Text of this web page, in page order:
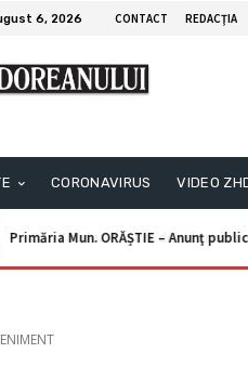
6, 2026 CONTACT REDACŢIA
CORONAVIRUS VIDEO
Mun. ORĂȘTIE – Anunţ public
Dan Teodor – Anunţ de informare